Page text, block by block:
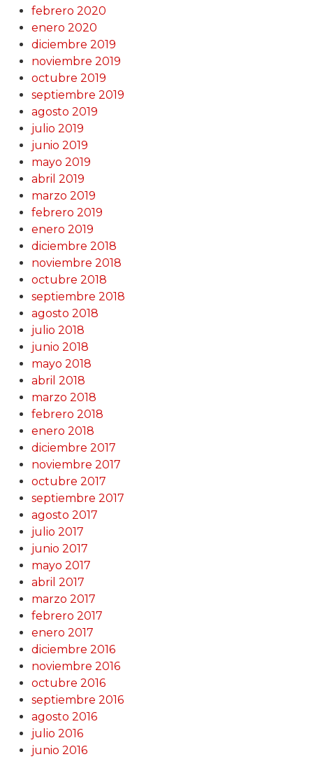
febrero 2020
enero 2020
diciembre 2019
noviembre 2019
octubre 2019
septiembre 2019
agosto 2019
julio 2019
junio 2019
mayo 2019
abril 2019
marzo 2019
febrero 2019
enero 2019
diciembre 2018
noviembre 2018
octubre 2018
septiembre 2018
agosto 2018
julio 2018
junio 2018
mayo 2018
abril 2018
marzo 2018
febrero 2018
enero 2018
diciembre 2017
noviembre 2017
octubre 2017
septiembre 2017
agosto 2017
julio 2017
junio 2017
mayo 2017
abril 2017
marzo 2017
febrero 2017
enero 2017
diciembre 2016
noviembre 2016
octubre 2016
septiembre 2016
agosto 2016
julio 2016
junio 2016